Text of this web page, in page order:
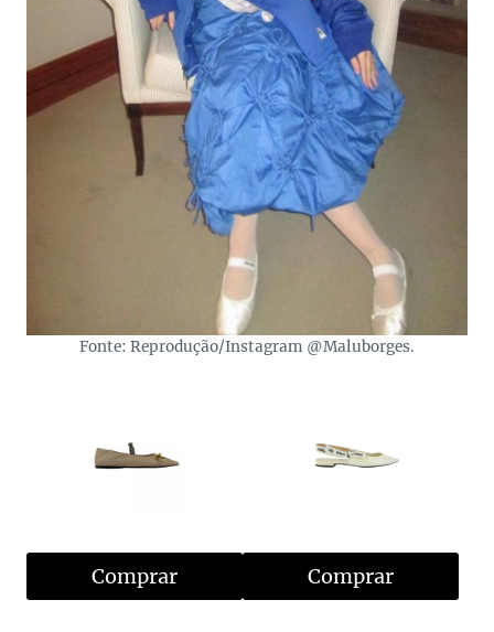
Fonte: Reprodução/Instagram @Maluborges.
Comprar Comprar